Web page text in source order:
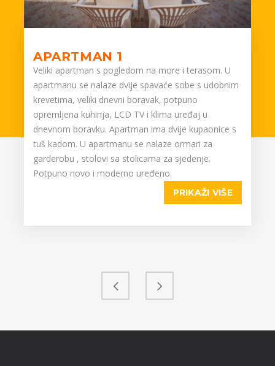
APARTMAN 1
Veliki apartman s pogledom na more i terasom. U
apartmanu se nalaze dvije spavaće sobe s udobnim
krevetima, veliki dnevni boravak, potpuno
opremljena kuhinja, LCD TV i klima uređaj u
dnevnom boravku. Apartman ima dvije kupaonice s
tuš kadom. U apartmanu se nalaze ormari za
garderobu , stolovi sa stolicama za sjedenje.
Potpuno novo i moderno uređeno.
PRIKAŽI VIŠE